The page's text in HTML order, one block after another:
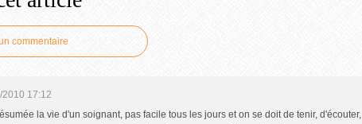
commentaire
2010 17:12
la vie d'un soignant, pas facile tous les jours et on se doit de tenir, d'écouter,